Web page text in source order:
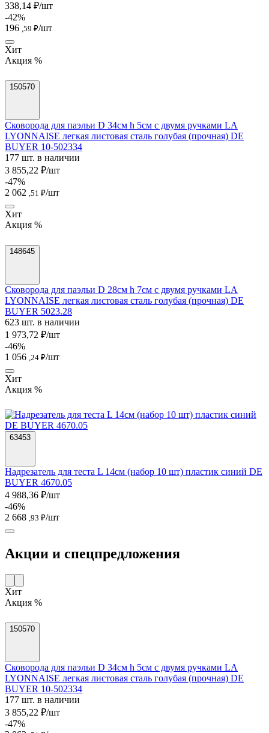
338,14 ₽/шт
-42%
196 ,59 ₽/шт
Хит
Акция %
150570
Сковорода для паэльи D 34см h 5см с двумя ручками LA
LYONNAISE легкая листовая сталь голубая (прочная) DE
BUYER 10-502334
177 шт. в наличии
3 855,22 ₽/шт
-47%
2 062 ,51 ₽/шт
Хит
Акция %
148645
Сковорода для паэльи D 28см h 7см с двумя ручками LA
LYONNAISE легкая листовая сталь голубая (прочная) DE
BUYER 5023.28
623 шт. в наличии
1 973,72 ₽/шт
-46%
1 056 ,24 ₽/шт
Хит
Акция %
63453
Надрезатель для теста L 14см (набор 10 шт) пластик синий DE
BUYER 4670.05
4 988,36 ₽/шт
-46%
2 668 ,93 ₽/шт
Акции и спецпредложения
Хит
Акция %
150570
Сковорода для паэльи D 34см h 5см с двумя ручками LA
LYONNAISE легкая листовая сталь голубая (прочная) DE
BUYER 10-502334
177 шт. в наличии
3 855,22 ₽/шт
-47%